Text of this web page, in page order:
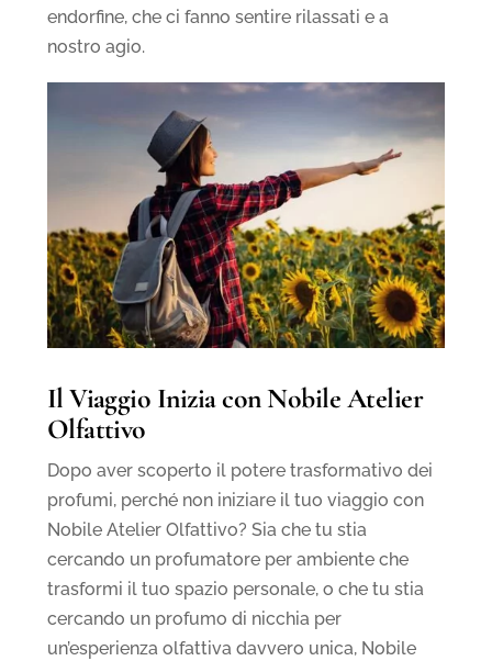
endorfine, che ci fanno sentire rilassati e a
nostro agio.
Il Viaggio Inizia con Nobile Atelier
Olfattivo
Dopo aver scoperto il potere trasformativo dei
profumi, perché non iniziare il tuo viaggio con
Nobile Atelier Olfattivo? Sia che tu stia
cercando un profumatore per ambiente che
trasformi il tuo spazio personale, o che tu stia
cercando un profumo di nicchia per
un’esperienza olfattiva davvero unica, Nobile